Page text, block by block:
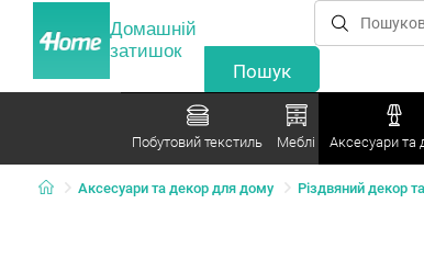
Домашній
затишок
Побутовий текстиль Меблі Аксесуари та
Аксесуари та декор для дому Різдвяний декор